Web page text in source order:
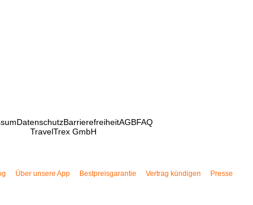
DatenschutzBarrierefreiheitAGBFAQ
TravelTrex GmbH